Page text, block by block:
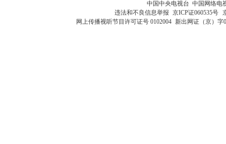
中国中央电视台 中国网络电
违法和不良信息举报 京ICP证060535号
网上传播视听节目许可证号 0102004 新出网证（京）